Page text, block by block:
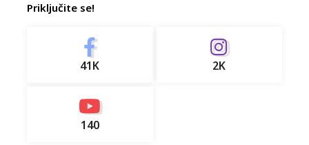
Priključite se!
41K 2K
140